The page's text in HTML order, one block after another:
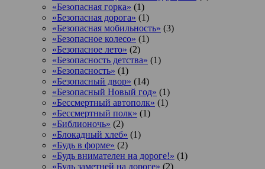
«Безопасная горка» (1)
«Безопасная дорога» (1)
«Безопасная мобильность» (3)
«Безопасное колесо» (1)
«Безопасное лето» (2)
«Безопасность детства» (1)
«Безопасность» (1)
«Безопасный двор» (14)
«Безопасный Новый год» (1)
«Бессмертный автополк» (1)
«Бессмертный полк» (1)
«Библионочь» (2)
«Блокадный хлеб» (1)
«Будь в форме» (2)
«Будь внимателен на дороге!» (1)
«Будь заметней на дороге» (2)